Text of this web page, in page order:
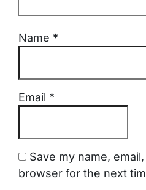
Name *
Email *
Save my name,
browser for the next